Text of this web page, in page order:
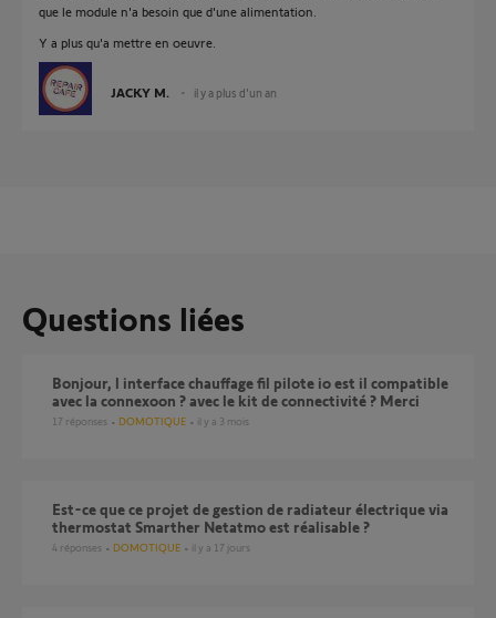
que le module n'a besoin que d'une alimentation.
Y a plus qu'a mettre en oeuvre.
JACKY M. il y a plus d'un an
Questions liées
bonjour, l interface chauffage fil pilote io est il compatible
avec la connexoon ? avec le kit de connectivité ? Merci
17 réponses DOMOTIQUE il y a 3 mois
Est-ce que ce projet de gestion de radiateur électrique via
thermostat Smarther Netatmo est réalisable ?
4 réponses DOMOTIQUE il y a 17 jours